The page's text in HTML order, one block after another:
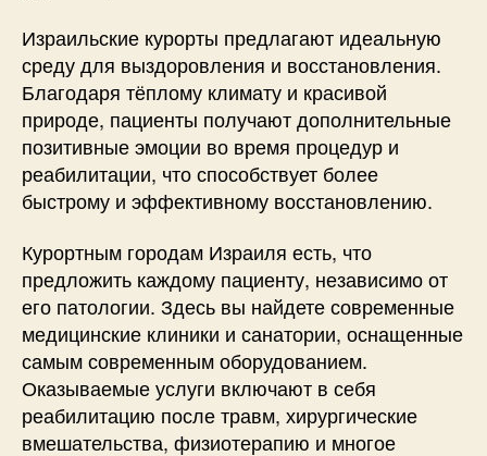
Израильские курорты предлагают идеальную
среду для выздоровления и восстановления.
Благодаря тёплому климату и красивой
природе, пациенты получают дополнительные
позитивные эмоции во время процедур и
реабилитации, что способствует более
быстрому и эффективному восстановлению.
Курортным городам Израиля есть, что
предложить каждому пациенту, независимо от
его патологии. Здесь вы найдете современные
медицинские клиники и санатории, оснащенные
самым современным оборудованием.
Оказываемые услуги включают в себя
реабилитацию после травм, хирургические
вмешательства, физиотерапию и многое